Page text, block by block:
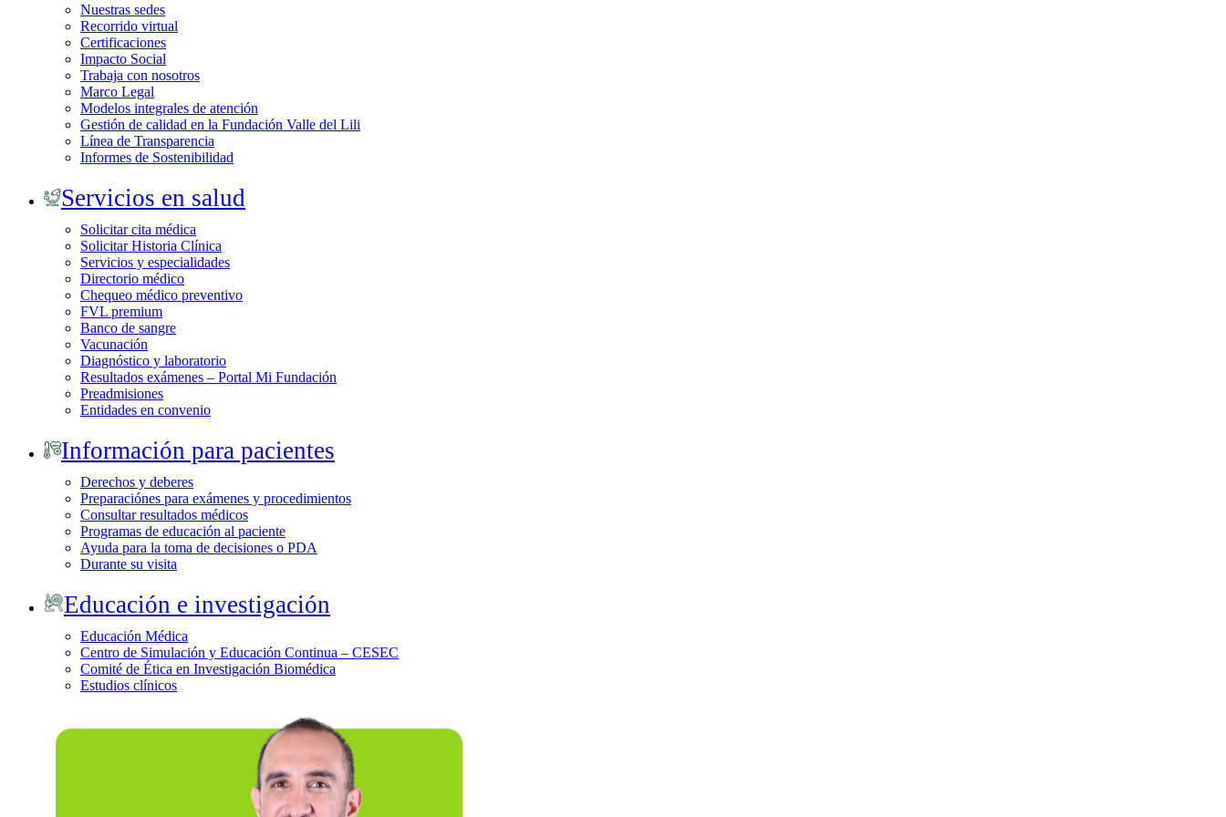
Nuestras sedes
Recorrido virtual
Certificaciones
Impacto Social
Trabaja con nosotros
Marco Legal
Modelos integrales de atención
Gestión de calidad en la Fundación Valle del Lili
Línea de Transparencia
Informes de Sostenibilidad
Servicios en salud
Solicitar cita médica
Solicitar Historia Clínica
Servicios y especialidades
Directorio médico
Chequeo médico preventivo
FVL premium
Banco de sangre
Vacunación
Diagnóstico y laboratorio
Resultados exámenes – Portal Mi Fundación
Preadmisiones
Entidades en convenio
Información para pacientes
Derechos y deberes
Preparaciónes para exámenes y procedimientos
Consultar resultados médicos
Programas de educación al paciente
Ayuda para la toma de decisiones o PDA
Durante su visita
Educación e investigación
Educación Médica
Centro de Simulación y Educación Continua – CESEC
Comité de Ética en Investigación Biomédica
Estudios clínicos